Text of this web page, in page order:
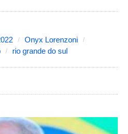
Onyx Lorenzoni
rio grande do sul